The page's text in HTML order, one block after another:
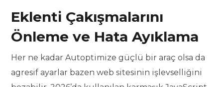
Eklenti Çakışmalarını
Önleme ve Hata Ayıklama
Her ne kadar Autoptimize güçlü bir araç olsa da
agresif ayarlar bazen web sitesinin işlevselliğini